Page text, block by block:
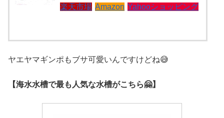
楽天市場 Amazon Yahooショッピング
ヤエヤマギンポもブサ可愛いんですけどね😅
【海水水槽で最も人気な水槽がこちら🤗】